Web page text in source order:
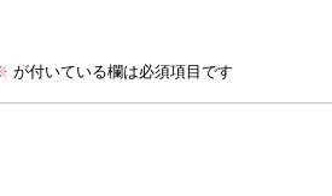
が付いている欄は必須項目です